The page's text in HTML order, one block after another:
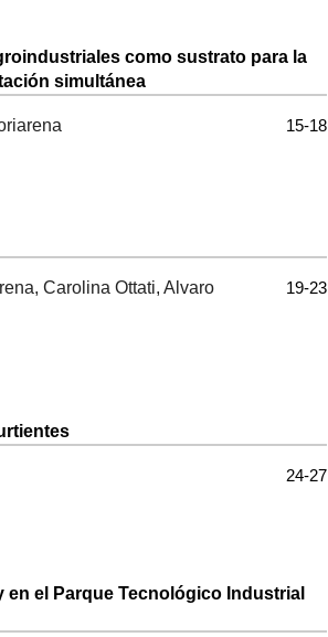
como sustrato para la
simultánea
15-18
Carolina Ottati, Alvaro
19-23
24-27
el Parque Tecnológico Industrial